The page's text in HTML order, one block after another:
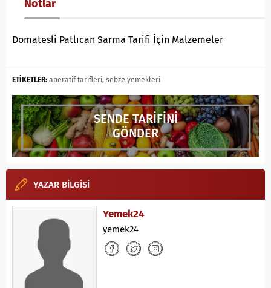
Notlar
Domatesli Patlıcan Sarma Tarifi İçin Malzemeler
ETİKETLER: aperatif tarifleri, sebze yemekleri
SENDE TARİFİNİ
GÖNDER
YAZAR BİLGİSİ
Yemek24
yemek24